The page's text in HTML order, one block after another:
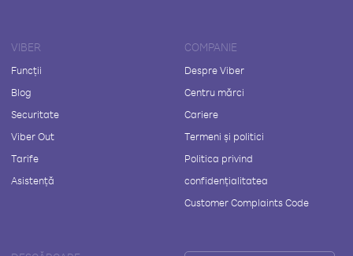
VIBER
Funcții
Blog
Securitate
Viber Out
Tarife
Asistență
COMPANIE
Despre Viber
Centru mărci
Cariere
Termeni și politici
Politica privind
confidențialitatea
Customer Complaints Code